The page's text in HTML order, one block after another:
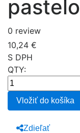
0 review
10,24 €
S DPH
QTY:
Vložiť do košíka
Zdieľať